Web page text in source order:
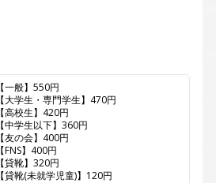
【一般】550円
【大学生・専門学生】470円
【高校生】420円
【中学生以下】360円
【友の会】400円
【FNS】400円
【貸靴】320円
【貸靴(未就学児童)】120円